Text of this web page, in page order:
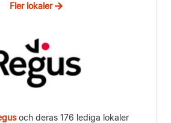
Fler lokaler
och deras 176 lediga lokaler